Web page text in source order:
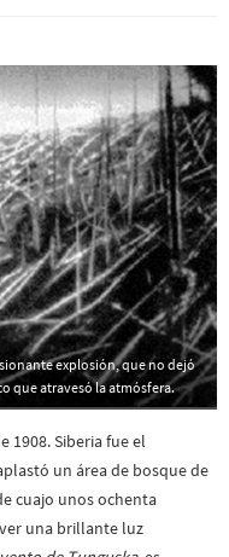
explosión, que no dejó
que atravesó la atmósfera.
1908. Siberia fue el
un área de bosque de
cuajo unos ochenta
una brillante luz